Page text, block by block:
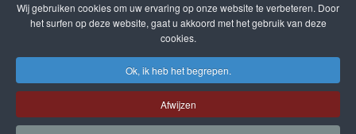
Wij gebruiken cookies om uw ervaring op onze website te verbeteren. Door
het surfen op deze website, gaat u akkoord met het gebruik van deze
cookies.
Ok, ik heb het begrepen.
Afwijzen